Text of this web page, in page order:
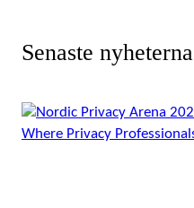
Senaste nyheterna